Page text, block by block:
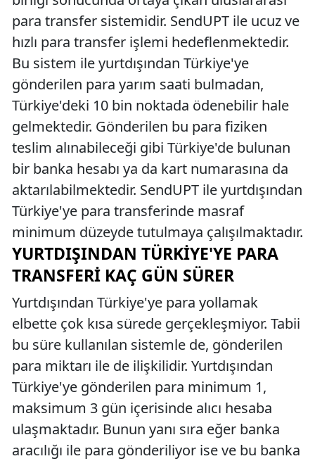
para transfer sistemidir. SendUPT ile ucuz ve
hızlı para transfer işlemi hedeflenmektedir.
Bu sistem ile yurtdışından Türkiye'ye
gönderilen para yarım saati bulmadan,
Türkiye'deki 10 bin noktada ödenebilir hale
gelmektedir. Gönderilen bu para fiziken
teslim alınabileceği gibi Türkiye'de bulunan
bir banka hesabı ya da kart numarasına da
aktarılabilmektedir. SendUPT ile yurtdışından
Türkiye'ye para transferinde masraf
minimum düzeyde tutulmaya çalışılmaktadır.
YURTDIŞINDAN TÜRKIYE'YE PARA
TRANSFERI KAÇ GÜN SÜRER
Yurtdışından Türkiye'ye para yollamak
elbette çok kısa sürede gerçekleşmiyor. Tabii
bu süre kullanılan sistemle de, gönderilen
para miktarı ile de ilişkilidir. Yurtdışından
Türkiye'ye gönderilen para minimum 1,
maksimum 3 gün içerisinde alıcı hesaba
ulaşmaktadır. Bunun yanı sıra eğer banka
aracılığı ile para gönderiliyor ise ve bu banka